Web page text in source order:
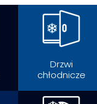
Drzwi
chłodnicze